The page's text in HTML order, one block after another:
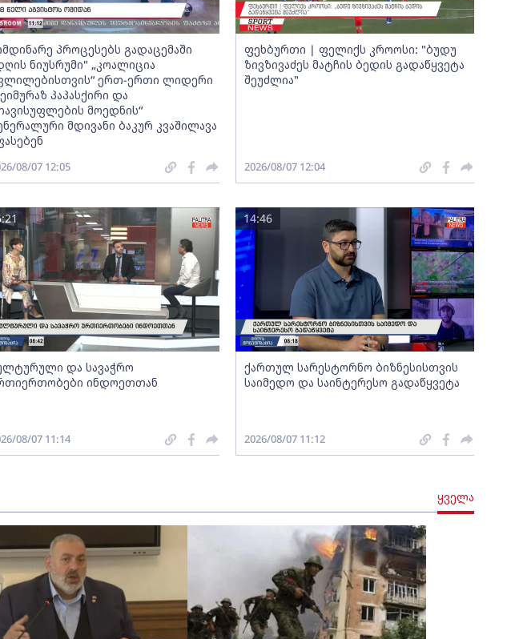
პროცესებს გადაცემაში
ნიუსრუმი" „კოალიცია
ერთ-ერთი ლიდერი
პაპასქირი და
მოედნის“
მდივანი ბაკურ კვაშილავა
08/07 12:05
ფეხბურთი | ფელიქს კროოსი: "ბუდუ
ზივზივაძეს მატჩის ბედის გადაწყვეტა
შეუძლია"
2026/08/07 12:04
და სავაჭრო
ინდოეთთან
08/07 11:14
ქართულ სარესტორნო ბიზნესისთვის
საიმედო და საინტერესო გადაწყვეტა
14:46
2026/08/07 11:12
ყველა